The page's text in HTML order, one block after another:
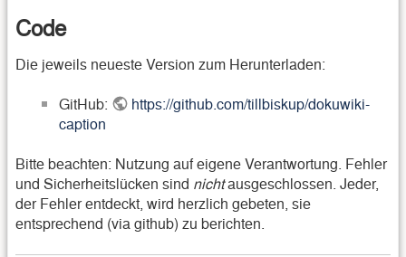
Code
Die jeweils neueste Version zum Herunterladen:
GitHub:
https://github.com/tillbiskup/dokuwiki-
caption
Bitte beachten: Nutzung auf eigene Verantwortung. Fehler
und Sicherheitslücken sind nichtausgeschlossen. Jeder,
der Fehler entdeckt, wird herzlich gebeten, sie
entsprechend (via github) zu berichten.